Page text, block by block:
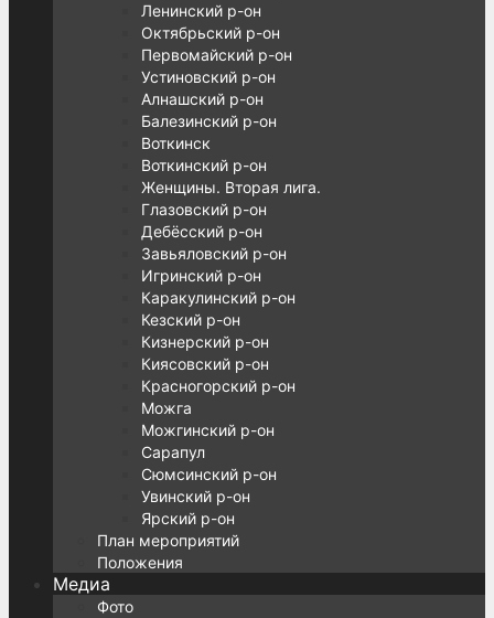
Ленинский р-он
Октябрьский р-он
Первомайский р-он
Устиновский р-он
Алнашский р-он
Балезинский р-он
Воткинск
Воткинский р-он
Женщины. Вторая лига.
Глазовский р-он
Дебёсский р-он
Завьяловский р-он
Игринский р-он
Каракулинский р-он
Кезский р-он
Кизнерский р-он
Киясовский р-он
Красногорский р-он
Можга
Можгинский р-он
Сарапул
Сюмсинский р-он
Увинский р-он
Ярский р-он
План мероприятий
Положения
Медиа
Фото